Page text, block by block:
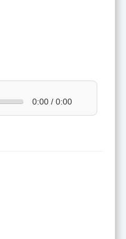
0:00 / 0:00